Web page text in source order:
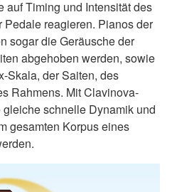
auf Timing und Intensität des
Pedale reagieren. Pianos der
sogar die Geräusche der
abgehoben werden, sowie
Skala, der Saiten, des
Rahmens. Mit Clavinova-
schnelle Dynamik und
gesamten Korpus eines